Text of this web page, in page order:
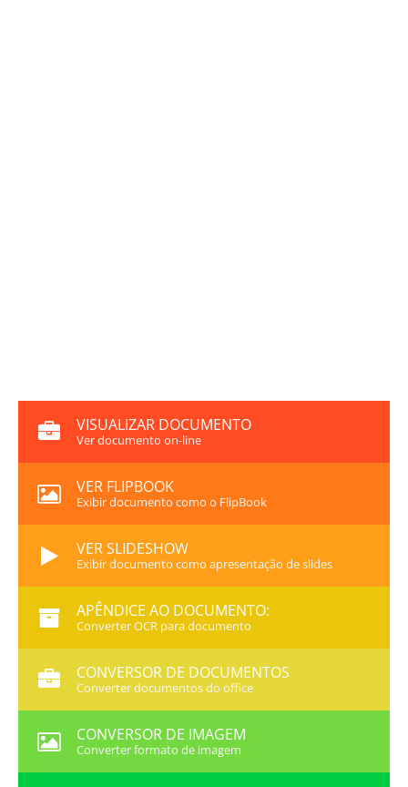
VISUALIZAR DOCUMENTO
Ver documento on-line
VER FLIPBOOK
Exibir documento como o FlipBook
VER SLIDESHOW
Exibir documento como apresentação de slides
APÊNDICE AO DOCUMENTO:
Converter OCR para documento
CONVERSOR DE DOCUMENTOS
Converter documentos do office
CONVERSOR DE IMAGEM
Converter formato de imagem